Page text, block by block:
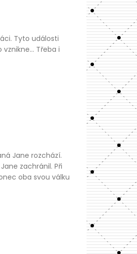
Tyto události
Třeba i
Jane rozchází.
zachránil. Při
oba svou válku